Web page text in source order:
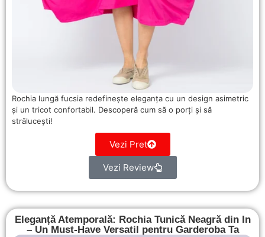
Rochia lungă fucsia redefinește eleganța cu un design asimetric
și un tricot confortabil. Descoperă cum să o porți și să
strălucești!
Vezi Pret
Vezi Review
Eleganță Atemporală: Rochia Tunică Neagră din In
– Un Must-Have Versatil pentru Garderoba Ta